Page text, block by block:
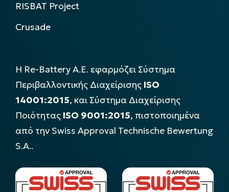
RISBAT Project
Crusade
Η Re-Battery Α.Ε. εφαρμόζει Σύστημα
Περιβαλλοντικής Διαχείρισης ISO
14001:2015, και Σύστημα Διαχείρισης
Ποιότητας ISO 9001:2015, πιστοποιημένα
από την Swiss Approval Technische Bewertung
S.A..